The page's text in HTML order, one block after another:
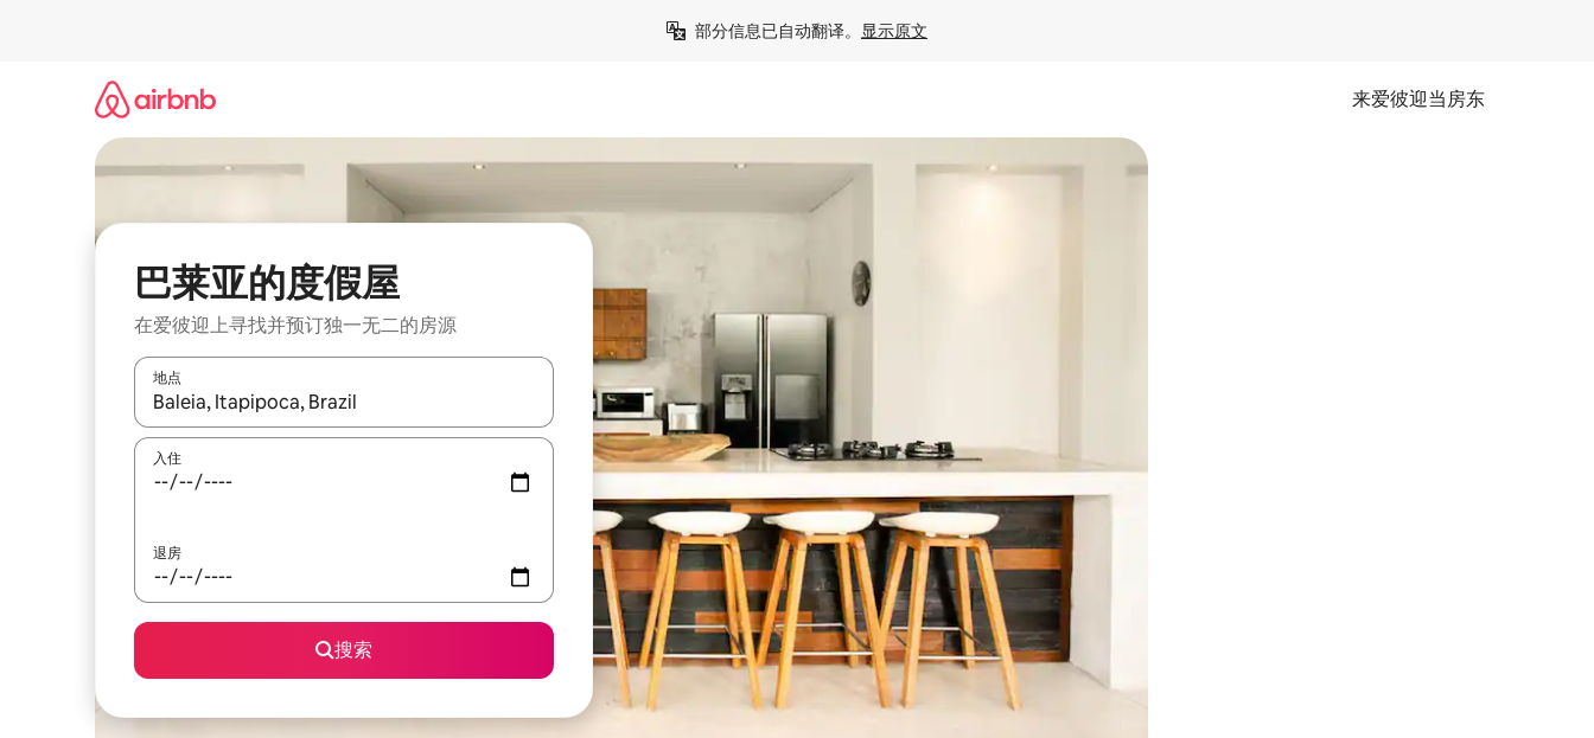
部分信息已自动翻译。 显示原文
来爱彼迎当房东
巴莱亚的度假屋
在爱彼迎上寻找并预订独一无二的房源
地点
如有搜索结果，请使用上下方向键查看，或通过点击或滑动手势浏览。
入住
退房
搜索